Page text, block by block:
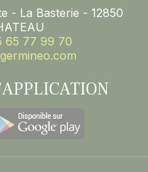
- La Basterie - 12850
65 77 99 70